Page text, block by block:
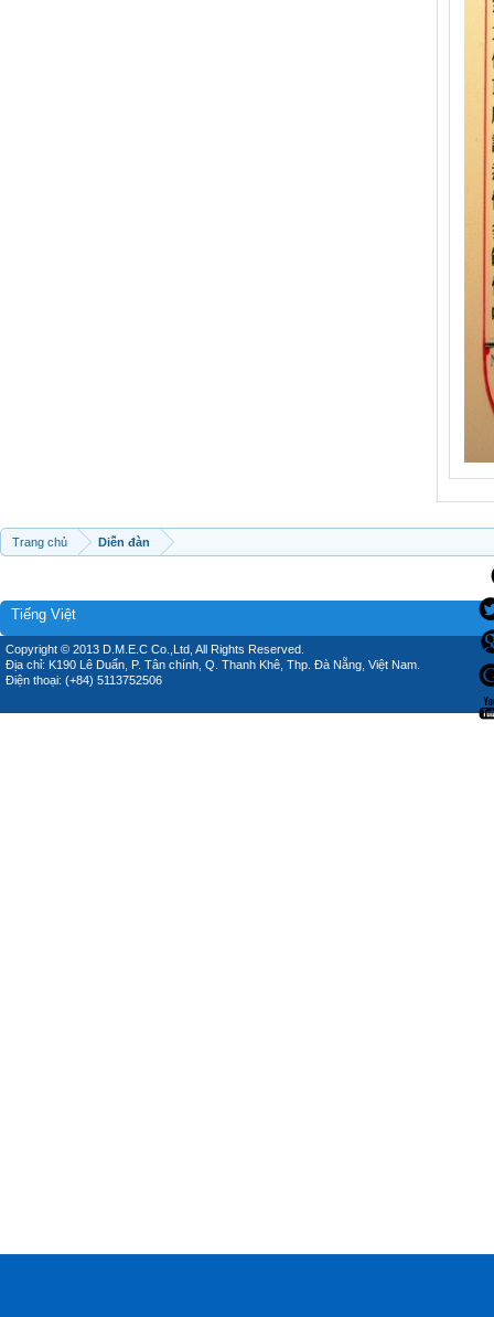
Trang chủ Diễn đàn
Tiếng Việt
Copyright © 2013 D.M.E.C Co.,Ltd, All Rights Reserved.
Địa chỉ: K190 Lê Duẩn, P. Tân chính, Q. Thanh Khê, Thp. Đà Nẵng, Việt Nam.
Điện thoại: (+84) 5113752506